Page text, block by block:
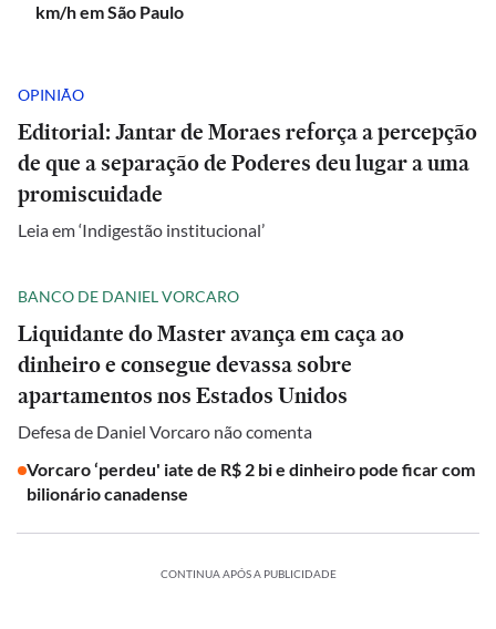
km/h em São Paulo
OPINIÃO
Editorial: Jantar de Moraes reforça a percepção
de que a separação de Poderes deu lugar a uma
promiscuidade
Leia em ‘Indigestão institucional’
BANCO DE DANIEL VORCARO
Liquidante do Master avança em caça ao
dinheiro e consegue devassa sobre
apartamentos nos Estados Unidos
Defesa de Daniel Vorcaro não comenta
Vorcaro ‘perdeu' iate de R$ 2 bi e dinheiro pode ficar com
bilionário canadense
CONTINUA APÓS A PUBLICIDADE